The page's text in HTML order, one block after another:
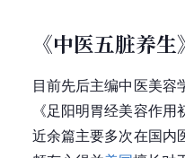
《中医五脏养生
目前先后主编中医美容
《足阳明胃经美容作
近余篇主要多次在国内